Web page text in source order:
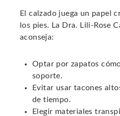
El calzado juega un papel
los pies. La Dra. Lili-Rose
aconseja:
Optar por zapatos
soporte.
Evitar usar tacones
de tiempo.
Elegir materiales